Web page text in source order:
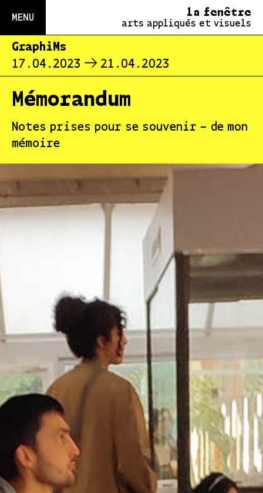
MENU la fenêtre
arts appliqués et visuels
GraphiMs
17.04.2023
21.04.2023
Mémorandum
Notes prises pour se souvenir – de mon
mémoire